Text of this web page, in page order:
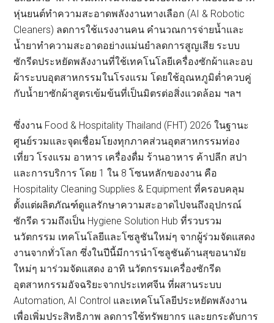
หุ่นยนต์ทำความสะอาดพลังงานทางเลือก (AI & Robotic
Cleaners) ลดการใช้แรงงานคน คำนวณการจ่ายน้ำและ
น้ำยาทำความสะอาดอย่างแม่นยำลดการสูญเสีย ระบบ
ซักรีดประหยัดพลังงานที่ใช้เทคโนโลยีเครื่องซักผ้าและอบ
ผ้าระบบอุตสาหกรรมในโรงแรม โดยใช้อุณหภูมิต่ำควบคู่
กับน้ำยาซักผ้าสูตรเข้มข้นที่เป็นมิตรต่อสิ่งแวดล้อม ฯลฯ
ซึ่งงาน Food & Hospitality Thailand (FHT) 2026 ในฐานะ
ศูนย์รวมและจุดเชื่อมโยงทุกภาคส่วนอุตสาหกรรมท่อง
เที่ยว โรงแรม อาหาร เครื่องดื่ม ร้านอาหาร ค้าปลีก สปา
และการบริการ โดย 1 ใน 8 โซนหลักของงาน คือ
Hospitality Cleaning Supplies & Equipment ที่ครอบคลุม
ตั้งแต่ผลิตภัณฑ์ดูแลรักษาความสะอาดไปจนถึงอุปกรณ์
ซักรีด รวมถึงเป็น Hygiene Solution Hub ที่รวบรวม
นวัตกรรม เทคโนโลยีและโซลูชันใหม่ๆ จากผู้ร่วมจัดแสดง
งานจากทั่วโลก ซึ่งในปีนี้มีการนำโซลูชันด้านสุขอนามัย
ใหม่ๆ มาร่วมจัดแสดง อาทิ นวัตกรรมเครื่องซักรีด
อุตสาหกรรมอัจฉริยะจากประเทศจีน ที่ผสานระบบ
Automation, AI Control และเทคโนโลยีประหยัดพลังงาน
เพื่อเพิ่มประสิทธิภาพ ลดการใช้ทรัพยากร และยกระดับการ